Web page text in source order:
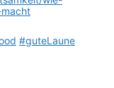
#guteLaune